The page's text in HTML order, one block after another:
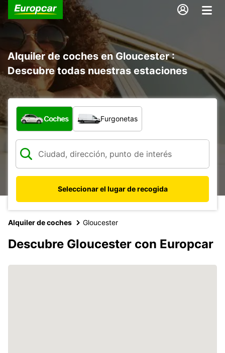
Alquiler de coches en Gloucester :
Descubre todas nuestras estaciones
¿Qué tipo de vehículo?
Coches Furgonetas
Seleccionar el lugar de recogida
Alquiler de coches Gloucester
Descubre Gloucester con Europcar